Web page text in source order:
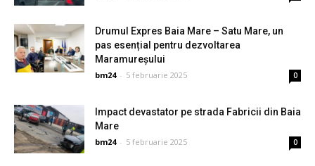
Drumul Expres Baia Mare – Satu Mare, un
pas esențial pentru dezvoltarea
Maramureșului
bm24 - 5 februarie 2025 0
Impact devastator pe strada Fabricii din Baia
Mare
bm24 - 5 februarie 2025 0